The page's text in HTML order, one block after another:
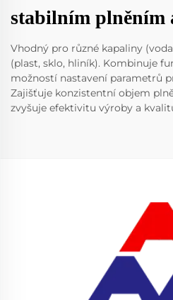
stabilním plněním
Vhodný pro různé kapaliny
(plast, sklo, hliník). Kombinuje
možností nastavení parametrů
Zajišťuje konzistentní objem
zvyšuje efektivitu výroby a